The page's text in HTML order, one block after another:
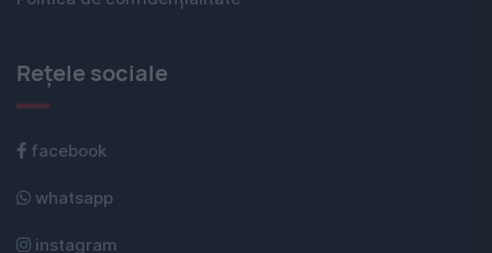
Rețele sociale
facebook
whatsapp
instagram